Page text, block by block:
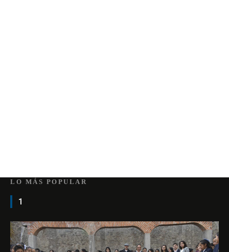
LO MÁS POPULAR
1